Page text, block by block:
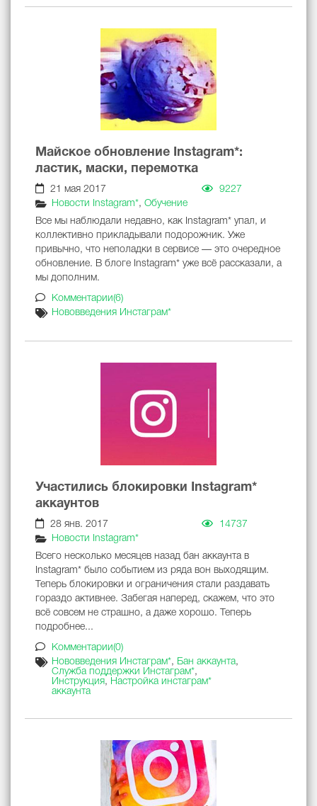
Майское обновление Instagram*:
ластик, маски, перемотка
21 мая 2017
9227
Новости Instagram*, Обучение
Все мы наблюдали недавно, как Instagram* упал, и
коллективно прикладывали подорожник. Уже
привычно, что неполадки в сервисе — это очередное
обновление. В блоге Instagram* уже всё рассказали, а
мы дополним.
Комментарии(6)
Нововведения Инстаграм*
Участились блокировки Instagram*
аккаунтов
28 янв. 2017
14737
Новости Instagram*
Всего несколько месяцев назад бан аккаунта в
Instagram* было событием из ряда вон выходящим.
Теперь блокировки и ограничения стали раздавать
гораздо активнее. Забегая наперед, скажем, что это
всё совсем не страшно, а даже хорошо. Теперь
подробнее...
Комментарии(0)
Нововведения Инстаграм*, Бан аккаунта,
Служба поддержки Инстаграм*,
Инструкция, Настройка инстаграм*
аккаунта